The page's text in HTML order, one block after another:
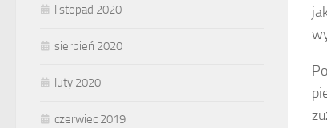
listopad 2020
sierpień 2020
luty 2020
czerwiec 2019